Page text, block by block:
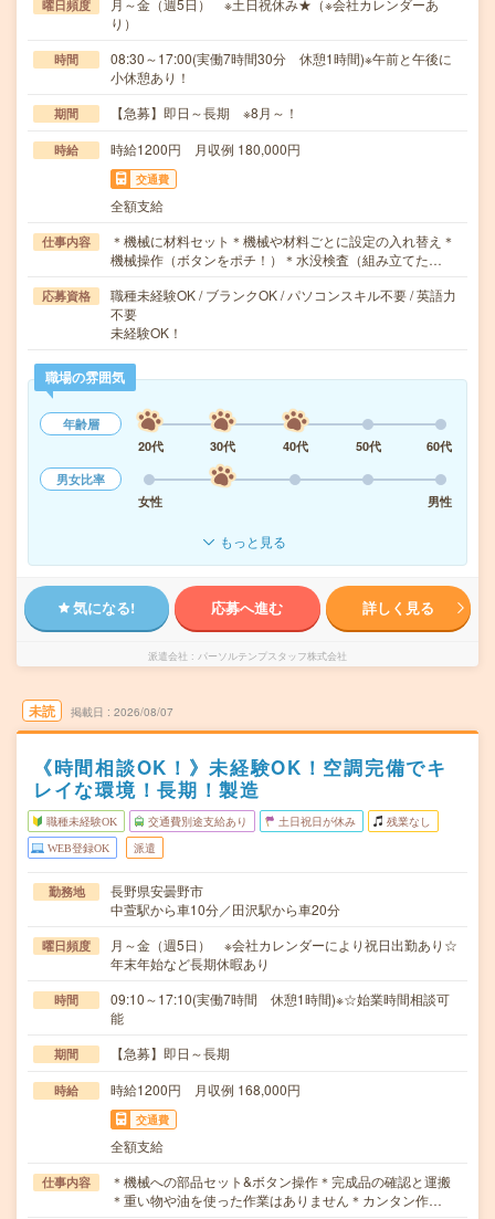
曜日頻度
月～金（週5日） ※土日祝休み★（※会社カレンダーあ
り）
時間
08:30～17:00(実働7時間30分 休憩1時間)※午前と午後に
小休憩あり！
期間 【急募】即日～長期 ※8月～！
時給 時給1200円 月収例 180,000円
交通費
全額支給
仕事内容
＊機械に材料セット＊機械や材料ごとに設定の入れ替え＊
機械操作（ボタンをポチ！）＊水没検査（組み立てた…
応募資格
職種未経験OK / ブランクOK / パソコンスキル不要 / 英語力
不要
未経験OK！
職場の雰囲気
年齢層
20代
30代 40代 50代
60代
男女比率
女性
男性
もっと見る
気になる! 応募へ進む 詳しく見る
派遣会社 パーソルテンプスタッフ株式会社
未読 掲載日 2026/08/07
《時間相談OK！》未経験OK！空調完備でキ
レイな環境！長期！製造
職種未経験OK 交通費別途支給あり 土日祝日が休み 残業なし
WEB登録OK 派遣
勤務地
長野県安曇野市
中萱駅から車10分／田沢駅から車20分
曜日頻度
月～金（週5日） ※会社カレンダーにより祝日出勤あり☆
年末年始など長期休暇あり
時間
09:10～17:10(実働7時間 休憩1時間)※☆始業時間相談可
能
期間 【急募】即日～長期
時給 時給1200円 月収例 168,000円
交通費
全額支給
仕事内容
＊機械への部品セット&ボタン操作＊完成品の確認と運搬
＊重い物や油を使った作業はありません＊カンタン作…